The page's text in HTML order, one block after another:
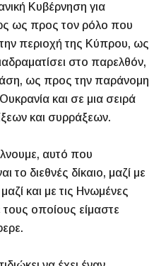
Κυβέρνηση για
ως προς τον ρόλο που
περιοχή της Κύπρου, ως
στο παρελθόν,
ως προς την παράνομη
και σε μια σειρά
και συρράξεων.
αυτό που
το διεθνές δίκαιο, μαζί με
και με τις Ηνωμένες
τους οποίους είμαστε